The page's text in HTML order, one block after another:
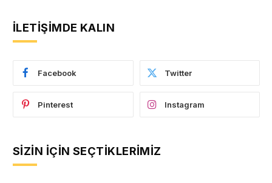
İLETIŞIMDE KALIN
Facebook Twitter
Pinterest Instagram
SIZIN İÇIN SEÇTIKLERIMIZ